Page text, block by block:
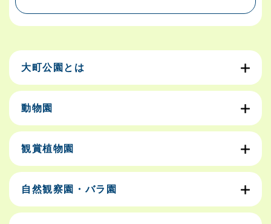
大町公園とは
動物園
観賞植物園
自然観察園・バラ園